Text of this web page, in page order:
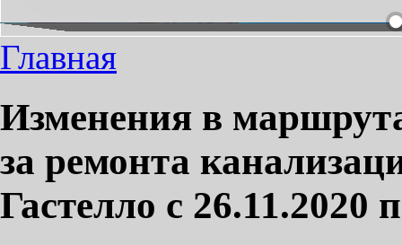
Главная
Изменения в
за ремонта
Гастелло с 26.11.2020